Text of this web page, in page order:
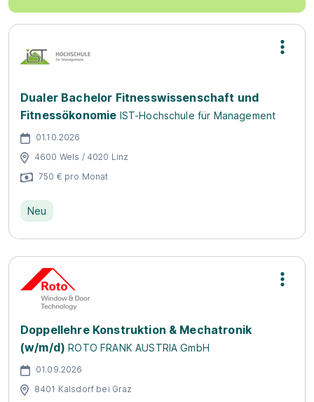
Dualer Bachelor Fitnesswissenschaft und
Fitnessökonomie IST-Hochschule für Management
01.10.2026
4600 Wels / 4020 Linz
750 € pro Monat
Neu
Doppellehre Konstruktion & Mechatronik
(w/m/d) ROTO FRANK AUSTRIA GmbH
01.09.2026
8401 Kalsdorf bei Graz